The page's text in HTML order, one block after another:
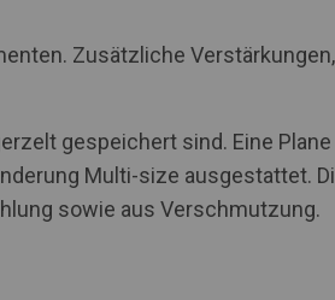
Zusätzliche Verstärkungen,
gespeichert sind. Eine Plane
Multi-size ausgestattet.
sowie aus Verschmutzung.